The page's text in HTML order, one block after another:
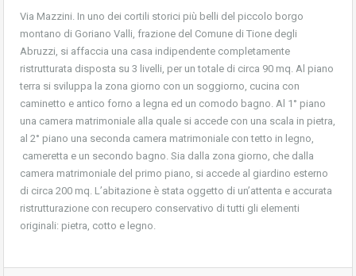
Via Mazzini. In uno dei cortili storici più belli del piccolo borgo
montano di Goriano Valli, frazione del Comune di Tione degli
Abruzzi, si affaccia una casa indipendente completamente
ristrutturata disposta su 3 livelli, per un totale di circa 90 mq. Al piano
terra si sviluppa la zona giorno con un soggiorno, cucina con
caminetto e antico forno a legna ed un comodo bagno. Al 1° piano
una camera matrimoniale alla quale si accede con una scala in pietra,
al 2° piano una seconda camera matrimoniale con tetto in legno,
cameretta e un secondo bagno. Sia dalla zona giorno, che dalla
camera matrimoniale del primo piano, si accede al giardino esterno
di circa 200 mq. L’abitazione è stata oggetto di un’attenta e accurata
ristrutturazione con recupero conservativo di tutti gli elementi
originali: pietra, cotto e legno.